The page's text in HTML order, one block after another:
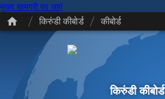
मुख्य सामग्री पर जाएं
/ किरुंडी कीबोर्ड / कीबोर्ड
किरुंडी कीबोर्ड